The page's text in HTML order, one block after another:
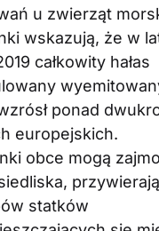
u zwierząt
wskazują, że w
całkowity hałas
ponad
europejskich.
obce mogą
statków